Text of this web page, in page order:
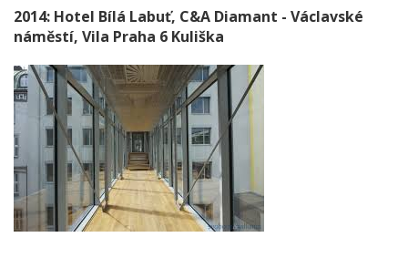
2014: Hotel Bílá Labuť, C&A Diamant - Václavské
náměstí, Vila Praha 6 Kuliška